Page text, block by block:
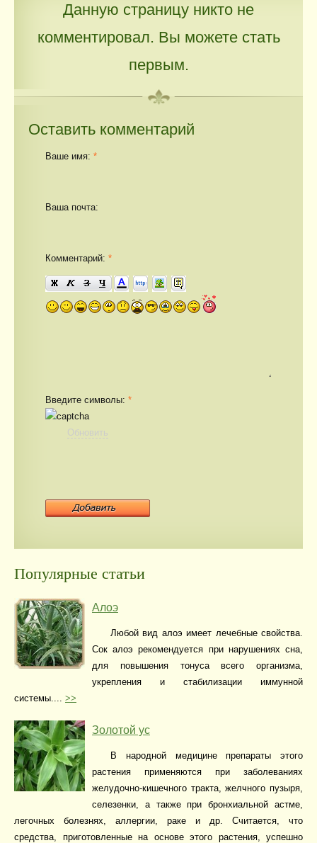
Данную страницу никто не
комментировал. Вы можете стать
первым.
Оставить комментарий
Ваше имя: *
Ваша почта:
Комментарий: *
Введите символы: *
Обновить
Популярные статьи
Алоэ
Любой вид алоэ имеет лечебные свойства.
Сок алоэ рекомендуется при нарушениях сна,
для повышения тонуса всего организма,
укрепления и стабилизации иммунной
системы.... >>
Золотой ус
В народной медицине препараты этого
растения применяются при заболеваниях
желудочно-кишечного тракта, желчного пузыря,
селезенки, а также при бронхиальной астме,
легочных болезнях, аллергии, раке и др. Считается, что
средства, приготовленные на основе этого растения, успешно